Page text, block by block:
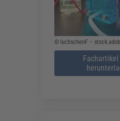
Energie & Umwelt
Führung & Management
Gesundheit & Pflege
Kommunales
Fachpublikationen &
Bauhof
Weiterbildungen
Bau, Immobilien &
Künstliche Intelligenz
Personalwesen
Personal, Ausbildung
Reisekosten und
© luchschenF –